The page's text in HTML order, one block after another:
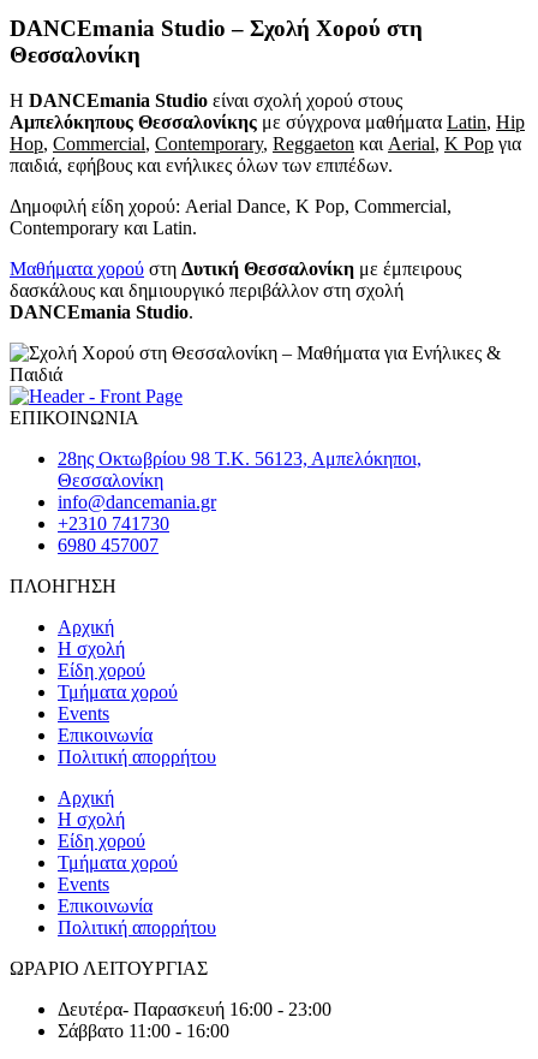
DANCEmania Studio – Σχολή Χορού στη
Θεσσαλονίκη
Η DANCEmania Studio είναι σχολή χορού στους
Αμπελόκηπους Θεσσαλονίκης με σύγχρονα μαθήματα Latin, Hip
Hop, Commercial, Contemporary, Reggaeton και Aerial, K Pop για
παιδιά, εφήβους και ενήλικες όλων των επιπέδων.
Δημοφιλή είδη χορού: Aerial Dance, K Pop, Commercial,
Contemporary και Latin.
Μαθήματα χορού στη Δυτική Θεσσαλονίκη με έμπειρους
δασκάλους και δημιουργικό περιβάλλον στη σχολή
DANCEmania Studio.
ΕΠΙΚΟΙΝΩΝΙΑ
28ης Οκτωβρίου 98 Τ.Κ. 56123, Αμπελόκηποι,
Θεσσαλονίκη
info@dancemania.gr
+2310 741730
6980 457007
ΠΛΟΗΓΗΣΗ
Αρχική
Η σχολή
Είδη χορού
Τμήματα χορού
Events
Επικοινωνία
Πολιτική απορρήτου
Αρχική
Η σχολή
Είδη χορού
Τμήματα χορού
Events
Επικοινωνία
Πολιτική απορρήτου
ΩΡΑΡΙΟ ΛΕΙΤΟΥΡΓΙΑΣ
Δευτέρα- Παρασκευή 16:00 - 23:00
Σάββατο 11:00 - 16:00